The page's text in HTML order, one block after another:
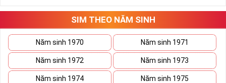
tứ 2 cùng xuất hiện trong một dãy số sim càng giúp cho ý nghĩa
sim tứ quýtăng lên gấp bội. Sở hữu sim Tứ Quý 2 giúp khích lệ tinh
thần người sở hữu là không sợ bất cứ điều gì mà hãy cứ làm thì
mọi điều tốt đẹp và may mắn ắt sẽ đến.
Lợi ích sim Tứ Quý 2 mang lại là gì?
SIM THEO NĂM SINH
Năm sinh 1970 Năm sinh 1971
Năm sinh 1972 Năm sinh 1973
Năm sinh 1974 Năm sinh 1975